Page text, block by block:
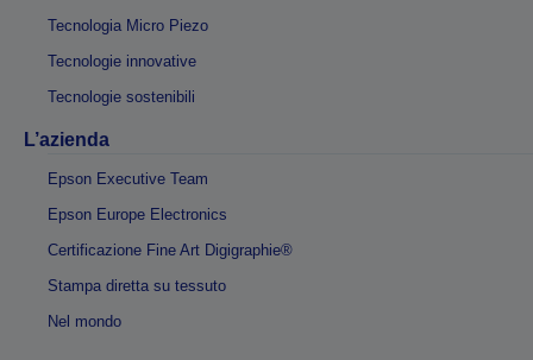
Tecnologia Micro Piezo
Tecnologie innovative
Tecnologie sostenibili
L’azienda
Epson Executive Team
Epson Europe Electronics
Certificazione Fine Art Digigraphie®
Stampa diretta su tessuto
Nel mondo